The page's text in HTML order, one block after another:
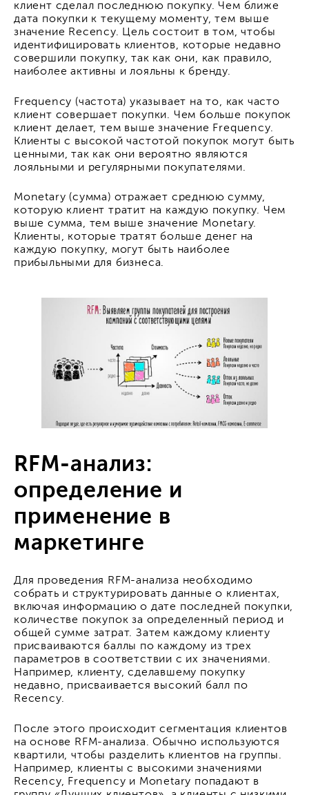
клиент сделал последнюю покупку. Чем ближе
дата покупки к текущему моменту, тем выше
значение Recency. Цель состоит в том, чтобы
идентифицировать клиентов, которые недавно
совершили покупку, так как они, как правило,
наиболее активны и лояльны к бренду.
Frequency (частота) указывает на то, как часто
клиент совершает покупки. Чем больше покупок
клиент делает, тем выше значение Frequency.
Клиенты с высокой частотой покупок могут быть
ценными, так как они вероятно являются
лояльными и регулярными покупателями.
Monetary (сумма) отражает среднюю сумму,
которую клиент тратит на каждую покупку. Чем
выше сумма, тем выше значение Monetary.
Клиенты, которые тратят больше денег на
каждую покупку, могут быть наиболее
прибыльными для бизнеса.
RFM-анализ:
определение и
применение в
маркетинге
Для проведения RFM-анализа необходимо
собрать и структурировать данные о клиентах,
включая информацию о дате последней покупки,
количестве покупок за определенный период и
общей сумме затрат. Затем каждому клиенту
присваиваются баллы по каждому из трех
параметров в соответствии с их значениями.
Например, клиенту, сделавшему покупку
недавно, присваивается высокий балл по
Recency.
После этого происходит сегментация клиентов
на основе RFM-анализа. Обычно используются
квартили, чтобы разделить клиентов на группы.
Например, клиенты с высокими значениями
Recency, Frequency и Monetary попадают в